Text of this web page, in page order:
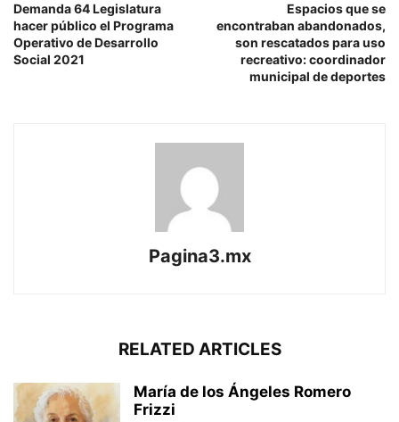
Demanda 64 Legislatura
hacer público el Programa
Operativo de Desarrollo
Social 2021
Espacios que se
encontraban abandonados,
son rescatados para uso
recreativo: coordinador
municipal de deportes
Pagina3.mx
RELATED ARTICLES
María de los Ángeles Romero
Frizzi